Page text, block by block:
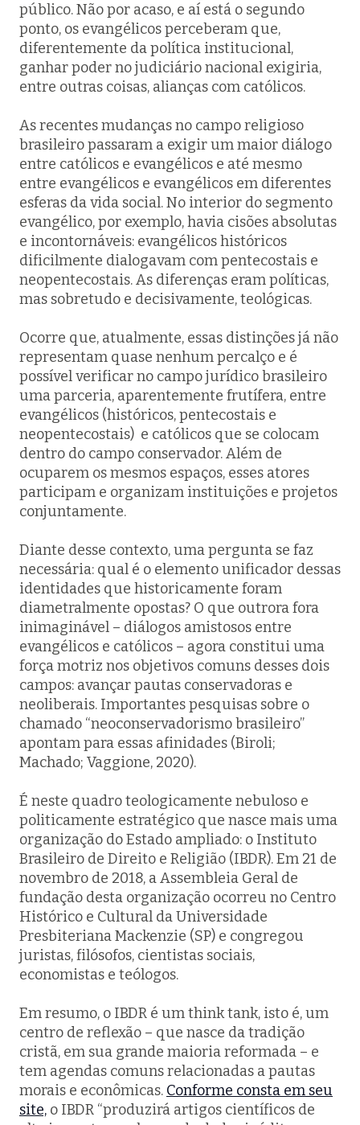
público. Não por acaso, e aí está o segundo
ponto, os evangélicos perceberam que,
diferentemente da política institucional,
ganhar poder no judiciário nacional exigiria,
entre outras coisas, alianças com católicos.
As recentes mudanças no campo religioso
brasileiro passaram a exigir um maior diálogo
entre católicos e evangélicos e até mesmo
entre evangélicos e evangélicos em diferentes
esferas da vida social. No interior do segmento
evangélico, por exemplo, havia cisões absolutas
e incontornáveis: evangélicos históricos
dificilmente dialogavam com pentecostais e
neopentecostais. As diferenças eram políticas,
mas sobretudo e decisivamente, teológicas.
Ocorre que, atualmente, essas distinções já não
representam quase nenhum percalço e é
possível verificar no campo jurídico brasileiro
uma parceria, aparentemente frutífera, entre
evangélicos (históricos, pentecostais e
neopentecostais) e católicos que se colocam
dentro do campo conservador. Além de
ocuparem os mesmos espaços, esses atores
participam e organizam instituições e projetos
conjuntamente.
Diante desse contexto, uma pergunta se faz
necessária: qual é o elemento unificador dessas
identidades que historicamente foram
diametralmente opostas? O que outrora fora
inimaginável – diálogos amistosos entre
evangélicos e católicos – agora constitui uma
força motriz nos objetivos comuns desses dois
campos: avançar pautas conservadoras e
neoliberais. Importantes pesquisas sobre o
chamado “neoconservadorismo brasileiro”
apontam para essas afinidades (Biroli;
Machado; Vaggione, 2020).
É neste quadro teologicamente nebuloso e
politicamente estratégico que nasce mais uma
organização do Estado ampliado: o Instituto
Brasileiro de Direito e Religião (IBDR). Em 21 de
novembro de 2018, a Assembleia Geral de
fundação desta organização ocorreu no Centro
Histórico e Cultural da Universidade
Presbiteriana Mackenzie (SP) e congregou
juristas, filósofos, cientistas sociais,
economistas e teólogos.
Em resumo, o IBDR é umthink tank, isto é, um
centro de reflexão – que nasce da tradição
cristã, em sua grande maioria reformada – e
tem agendas comuns relacionadas a pautas
morais e econômicas. Conforme consta em seu
site, o IBDR “produzirá artigos científicos de